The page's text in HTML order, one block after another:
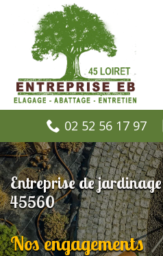
02 52 56 17 97
Entreprise de
45560
Nos engagements